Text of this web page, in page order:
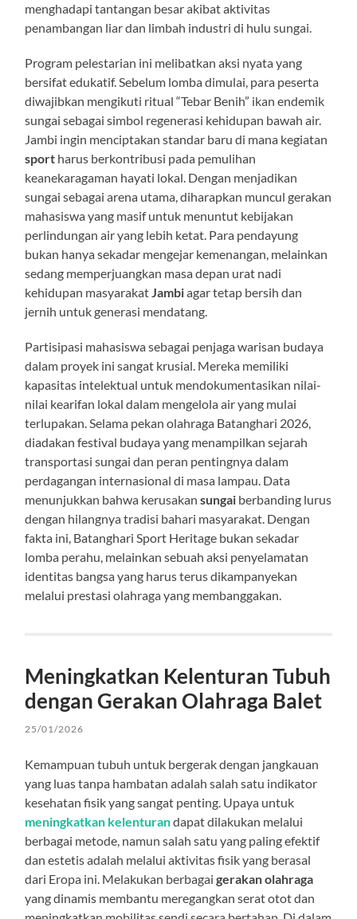
menghadapi tantangan besar akibat aktivitas
penambangan liar dan limbah industri di hulu sungai.
Program pelestarian ini melibatkan aksi nyata yang
bersifat edukatif. Sebelum lomba dimulai, para peserta
diwajibkan mengikuti ritual “Tebar Benih” ikan endemik
sungai sebagai simbol regenerasi kehidupan bawah air.
Jambi ingin menciptakan standar baru di mana kegiatan
sport harus berkontribusi pada pemulihan
keanekaragaman hayati lokal. Dengan menjadikan
sungai sebagai arena utama, diharapkan muncul gerakan
mahasiswa yang masif untuk menuntut kebijakan
perlindungan air yang lebih ketat. Para pendayung
bukan hanya sekadar mengejar kemenangan, melainkan
sedang memperjuangkan masa depan urat nadi
kehidupan masyarakatJambiagar tetap bersih dan
jernih untuk generasi mendatang.
Partisipasi mahasiswa sebagai penjaga warisan budaya
dalam proyek ini sangat krusial. Mereka memiliki
kapasitas intelektual untuk mendokumentasikan nilai-
nilai kearifan lokal dalam mengelola air yang mulai
terlupakan. Selama pekan olahraga Batanghari 2026,
diadakan festival budaya yang menampilkan sejarah
transportasi sungai dan peran pentingnya dalam
perdagangan internasional di masa lampau. Data
menunjukkan bahwa kerusakansungai berbanding lurus
dengan hilangnya tradisi bahari masyarakat. Dengan
fakta ini, Batanghari Sport Heritage bukan sekadar
lomba perahu, melainkan sebuah aksi penyelamatan
identitas bangsa yang harus terus dikampanyekan
melalui prestasi olahraga yang membanggakan.
Meningkatkan Kelenturan Tubuh
dengan Gerakan Olahraga Balet
25/01/2026
Kemampuan tubuh untuk bergerak dengan jangkauan
yang luas tanpa hambatan adalah salah satu indikator
kesehatan fisik yang sangat penting. Upaya untuk
meningkatkan kelenturandapat dilakukan melalui
berbagai metode, namun salah satu yang paling efektif
dan estetis adalah melalui aktivitas fisik yang berasal
dari Eropa ini. Melakukan berbagaigerakan olahraga
yang dinamis membantu meregangkan serat otot dan